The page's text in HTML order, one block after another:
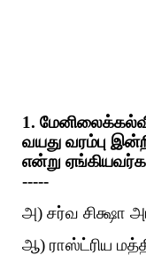
1.
வயது வரம்பு
என்று
-----
அ) சர்வ சிக்ஷா
ஆ) ராஸ்ட்ரிய